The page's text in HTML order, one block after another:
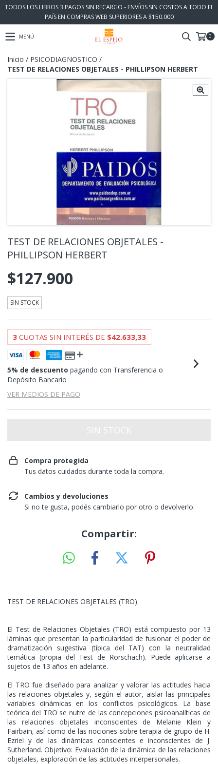
TODOS LOS LIBROS 3 PAGOS SIN RECARGO - ENVÍOS SIN COSTOS A TODO EL
PAÍS EN COMPRAS WEB SUPERIORES A $150.000
MENÚ 0
Inicio / PSICODIAGNOSTICO /
TEST DE RELACIONES OBJETALES - PHILLIPSON HERBERT
TEST DE RELACIONES OBJETALES -
PHILLIPSON HERBERT
$127.900
SIN STOCK
3 CUOTAS SIN INTERÉS DE $42.633,33
5% de descuento pagando con Transferencia o
Depósito Bancario
VER MEDIOS DE PAGO
Compra protegida
Tus datos cuidados durante toda la compra.
Cambios y devoluciones
Si no te gusta, podés cambiarlo por otro o devolverlo.
Compartir:
TEST DE RELACIONES OBJETALES (TRO).
El Test de Relaciones Objetales (TRO) está compuesto por 13
láminas que presentan la particularidad de fusionar el poder de
dramatización sugestiva (típica del TAT) con la neutralidad
temática (propia del Test de Rorschach). Puede aplicarse a
sujetos de 13 años en adelante.
El TRO fue diseñado para analizar y valorar las actitudes hacia
las relaciones objetales y, según el autor, aislar las principales
variables dinámicas en los conflictos psicológicos. La base
teórica del TRO se nutre de las concepciones psicoanalíticas de
las relaciones objetales inconscientes de Melanie Klein y
Fairbain, así como de las nociones sobre terapia de grupo de H.
Ezriel y de las dinámicas conscientes e inconscientes de J.
Sutherland. Objetivo: Evaluación de la dinámica de las relaciones
objetales, exploración de las actitudes interpersonales.